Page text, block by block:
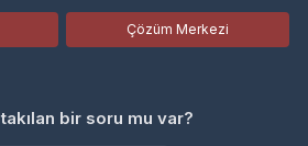
Çözüm Merkezi
takılan bir soru mu var?